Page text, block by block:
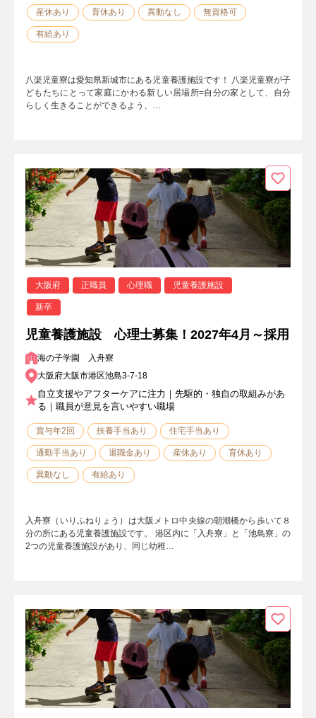
産休あり 育休あり 異動なし 無資格可
有給あり
八楽児童寮は愛知県新城市にある児童養護施設です！ 八楽児童寮が子
どもたちにとって家庭にかわる新しい居場所=自分の家として、自分
らしく生きることができるよう、…
大阪府 正職員 心理職 児童養護施設
新卒
児童養護施設 心理士募集！2027年4月～採用
海の子学園 入舟寮
大阪府大阪市港区池島3-7-18
自立支援やアフターケアに注力｜先駆的・独自の取組みがあ
る｜職員が意見を言いやすい職場
賞与年2回 扶養手当あり 住宅手当あり
通勤手当あり 退職金あり 産休あり 育休あり
異動なし 有給あり
入舟寮（いりふねりょう）は大阪メトロ中央線の朝潮橋から歩いて８
分の所にある児童養護施設です。 港区内に「入舟寮」と「池島寮」の
2つの児童養護施設があり、同じ幼稚…